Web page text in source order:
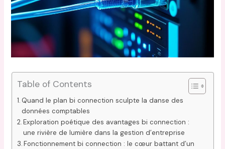
Table of Contents
Quand le plan bi connection sculpte la danse des
données comptables
Exploration poétique des avantages bi connection :
une rivière de lumière dans la gestion d’entreprise
Fonctionnement bi connection : le cœur battant d’un